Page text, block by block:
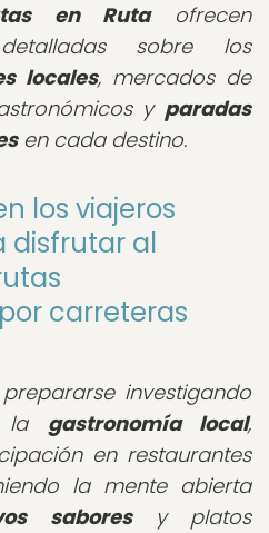
en Rutaofrecen
detalladas sobre los
locales, mercados de
y paradas
en cada destino.
los viajeros
disfrutar al
carreteras
investigando
la gastronomía local,
en restaurantes
la mente abierta
saboresy platos